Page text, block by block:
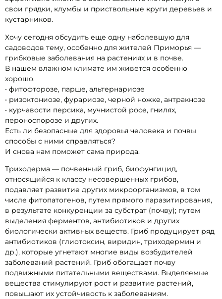
свои грядки, клумбы и приствольные круги деревьев и
кустарников.
Хочу сегодня обсудить еще одну наболевшую для
садоводов тему, особенно для жителей Приморья —
грибковые заболевания на растениях и в почве.
В нашем влажном климате им живется особенно
хорошо.
• фитофторозе, парше, альтернариозе
• ризоктониозе, фурариозе, черной ножке, антракнозе
• курчавости персика, мучнистой росе, гнилях,
пероноспорозе и других.
Есть ли безопасные для здоровья человека и почвы
способы с ними справляться?
И снова нам поможет сама природа.
Триходерма — почвенный гриб, биофунгицид,
относящийся к классу несовершенных грибов,
подавляет развитие других микроорганизмов, в том
числе фитопатогенов, путем прямого паразитирования,
в результате конкуренции за субстрат (почву); путем
выделения ферментов, антибиотиков и других
биологически активных веществ. Гриб продуцирует ряд
антибиотиков (глиотоксин, виридин, триходермин и
др.), которые угнетают многие виды возбудителей
заболеваний растений. Гриб обогащает почву
подвижными питательными веществами. Выделяемые
вещества стимулируют рост и развитие растений,
повышают их устойчивость к заболеваниям.